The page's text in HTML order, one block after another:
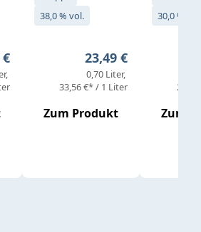
Preis:
€
38,0 % vol.
Regulärer Preis:
23,49 €
0,70 Liter
33,56 €* / 1 Liter
Zum Produkt
30,0 % vol.
Zum